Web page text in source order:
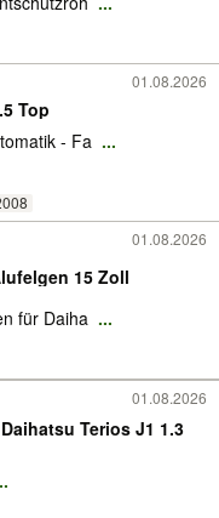
01.08.2026
Top
- Fa ...
01.08.2026
15 Zoll
für Daiha ...
01.08.2026
Terios J1 1.3